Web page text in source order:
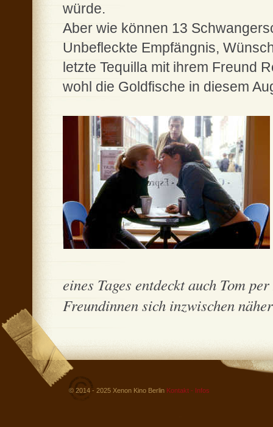
würde.
Aber wie können 13
Unbefleckte Empfängnis,
letzte Tequilla mit ihrem Freund
wohl die Goldfische in diesem
eines Tages entdeckt auch Tom
Freundinnen sich inzwischen
© 2014 - 2025 Xenon Kino Berlin Kontakt - Infos